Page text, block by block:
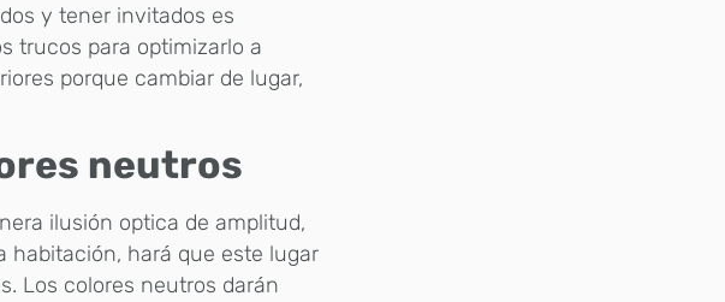
y tener invitados es
trucos para optimizarlo a
porque cambiar de lugar,
neutros
ilusión optica de amplitud,
habitación, hará que este lugar
Los colores neutros darán